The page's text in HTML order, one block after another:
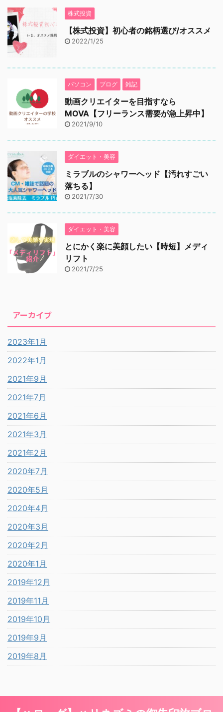
株式投資
【株式投資】初心者の銘柄選び/オススメ
2022/1/25
パソコン ブログ 雑記
動画クリエイターを目指すなら
MOVA【フリーランス需要が急上昇中】
2021/9/10
ダイエット・美容
ミラブルのシャワーヘッド【汚れすごい
落ちる】
2021/7/30
ダイエット・美容
とにかく楽に美顔したい【時短】メディ
リフト
2021/7/25
アーカイブ
2023年1月
2022年1月
2021年9月
2021年7月
2021年6月
2021年3月
2021年2月
2020年7月
2020年5月
2020年4月
2020年3月
2020年2月
2020年1月
2019年12月
2019年11月
2019年10月
2019年9月
2019年8月